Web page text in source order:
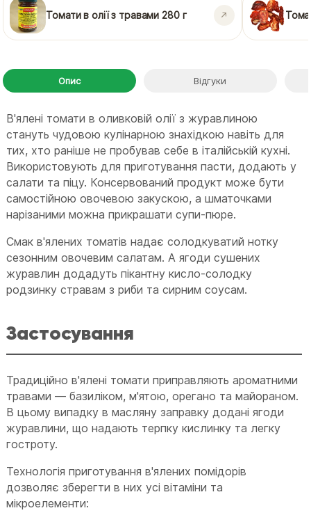
Томати в олії з травами 280 г
Опис Відгуки
В'ялені томати в оливковій олії з журавлиною
стануть чудовою кулінарною знахідкою навіть для
тих, хто раніше не пробував себе в італійській кухні.
Використовують для приготування пасти, додають у
салати та піцу. Консервований продукт може бути
самостійною овочевою закускою, а шматочками
нарізаними можна прикрашати супи-пюре.
Смак в'ялених томатів надає солодкуватий нотку
сезонним овочевим салатам. А ягоди сушених
журавлин додадуть пікантну кисло-солодку
родзинку стравам з риби та сирним соусам.
Застосування
Традиційно в'ялені томати приправляють ароматними
травами — базиліком, м'ятою, орегано та майораном.
В цьому випадку в масляну заправку додані ягоди
журавлини, що надають терпку кислинку та легку
гостроту.
Технологія приготування в'ялених помідорів
дозволяє зберегти в них усі вітаміни та
мікроелементи: